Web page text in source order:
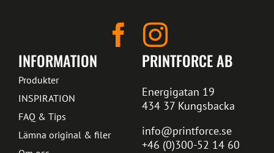
PRINTFORCE AB
Energigatan 19
434 37 Kungsbacka
info@printforce.se
+46 (0)300-52 14 60
INFORMATION
Produkter
INSPIRATION
FAQ & Tips
Lämna original & filer